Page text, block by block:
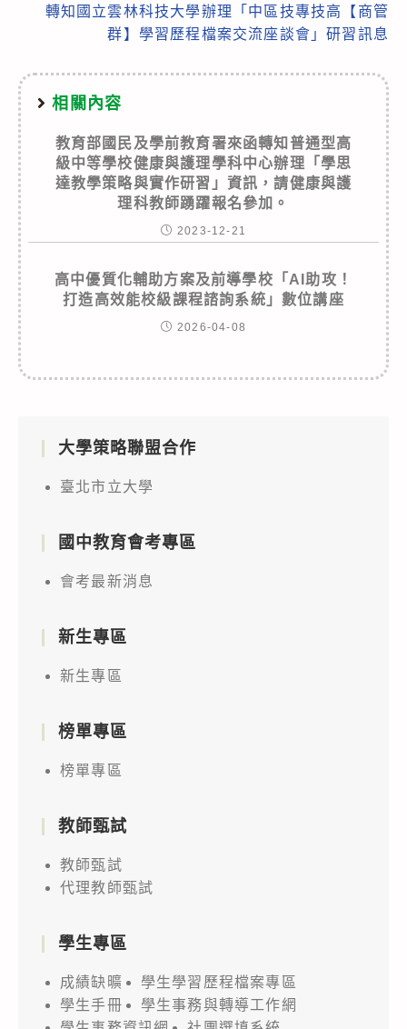
轉知國立雲林科技大學辦理「中區技專技高【商管
群】學習歷程檔案交流座談會」研習訊息
相關內容
教育部國民及學前教育署來函轉知普通型高
級中等學校健康與護理學科中心辦理「學思
達教學策略與實作研習」資訊，請健康與護
理科教師踴躍報名參加。
2023-12-21
高中優質化輔助方案及前導學校「AI助攻！
打造高效能校級課程諮詢系統」數位講座
2026-04-08
大學策略聯盟合作
臺北市立大學
國中教育會考專區
會考最新消息
新生專區
新生專區
榜單專區
榜單專區
教師甄試
教師甄試
代理教師甄試
學生專區
成績缺曠
學生學習歷程檔案專區
學生手冊
學生事務與轉導工作網